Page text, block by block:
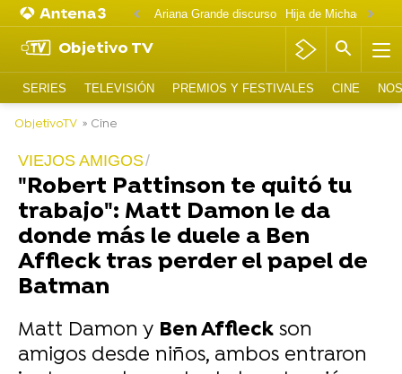
Ariana Grande discurso
Objetivo TV
SERIES TELEVISIÓN PREMIOS Y FESTIVALES CINE
ObjetivoTV » Cine
VIEJOS AMIGOS
"Robert Pattinson te quitó tu
trabajo": Matt Damon le da
donde más le duele a Ben
Affleck tras perder el papel de
Batman
Matt Damon y Ben Affleck son
amigos desde niños, ambos entraron